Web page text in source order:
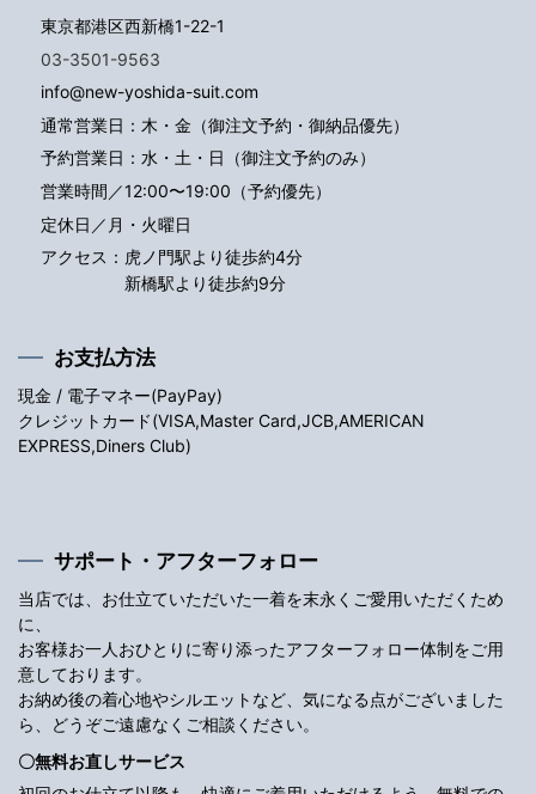
東京都港区西新橋1-22-1
03-3501-9563
info@new-yoshida-suit.com
通常営業日：木・金（御注文予約・御納品優先）
予約営業日：水・土・日（御注文予約のみ）
営業時間／12:00〜19:00（予約優先）
定休日／月・火曜日
アクセス： 虎ノ門駅より徒歩約4分
新橋駅より徒歩約9分
お支払方法
現金 / 電子マネー(PayPay)
クレジットカード(VISA,Master Card,JCB,AMERICAN
EXPRESS,Diners Club)
サポート・アフターフォロー
当店では、お仕立ていただいた一着を末永くご愛用いただくため
に、
お客様お一人おひとりに寄り添ったアフターフォロー体制をご用
意しております。
お納め後の着心地やシルエットなど、気になる点がございました
ら、どうぞご遠慮なくご相談ください。
〇無料お直しサービス